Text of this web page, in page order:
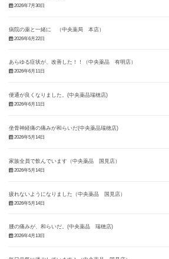
2026年7月30日
病院の薬と一緒に （中央薬局 本店）
2026年6月22日
あらゆる症状が、改善した！！（中央薬品 有明店）
2026年6月11日
便通が良くなりました。(中央薬品瑞穂店)
2026年6月11日
坐骨神経痛の痛みが和らいだ(中央薬品瑞穂店)
2026年5月14日
家族全員で飲んでいます（中央薬品 国見店）
2026年5月14日
疲れないようになりました（中央薬品 国見店）
2026年5月14日
腰の痛みが、和らいだ。(中央薬品 瑞穂店)
2026年4月13日